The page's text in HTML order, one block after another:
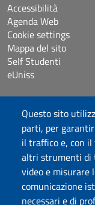
Questo sito
parti, per
il traffico e, con il
altri strumenti di
video e misurare
comunicazione
necessari e di
Accessibilità
Agenda Web
Cookie settings
Mappa del sito
Self Studenti
eUniss
Bandi
Dichiarazione di
Posta elettronica
Protocollo
Seguici su